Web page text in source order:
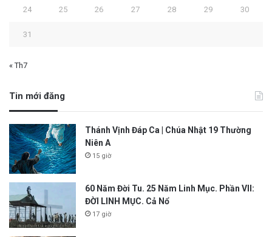
24 25 26 27 28 29 30
31
« Th7
Tin mới đăng
Thánh Vịnh Đáp Ca | Chúa Nhật 19 Thường
Niên A
15 giờ
60 Năm Đời Tu. 25 Năm Linh Mục. Phần VII:
ĐỜI LINH MỤC. Cả Nổ
17 giờ